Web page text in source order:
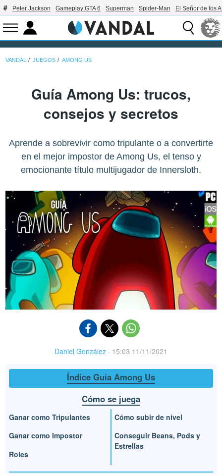
Peter Jackson Gameplay GTA 6 Superman Spider-Man El Señor de los
VANDAL JUEGOS AMONG US
Guía Among Us: trucos,
consejos y secretos
Aprende a sobrevivir como tripulante o a convertirte
en el mejor impostor de Among Us, el tenso y
emocionante título multijugador de Innersloth.
Daniel González · 15:03 11/11/2021
Índice Guía Among Us
Cómo se juega
Ganar como Tripulantes
Ganar como Impostor
Roles
Cómo subir de nivel
Conseguir Beans, Pods y
Estrellas